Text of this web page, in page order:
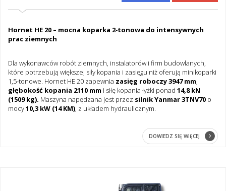
Hornet HE 20 – mocna koparka 2‑tonowa do intensywnych
prac ziemnych
Dla wykonawców robót ziemnych, instalatorów i firm budowlanych,
które potrzebują większej siły kopania i zasięgu niż oferują minikoparki
1,5‑tonowe. Hornet HE 20 zapewnia zasięg roboczy 3947 mm,
głębokość kopania 2110 mm i siłę kopania łyżki ponad 14,8 kN
(1509 kg). Maszyna napędzana jest przez silnik Yanmar 3TNV70 o
mocy10,3 kW (14 KM), z układem hydraulicznym.
DOWIEDZ SIĘ WIĘCEJ